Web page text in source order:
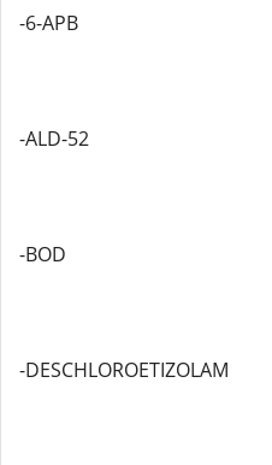
-6-APB
-ALD-52
-BOD
-DESCHLOROETIZOLAM